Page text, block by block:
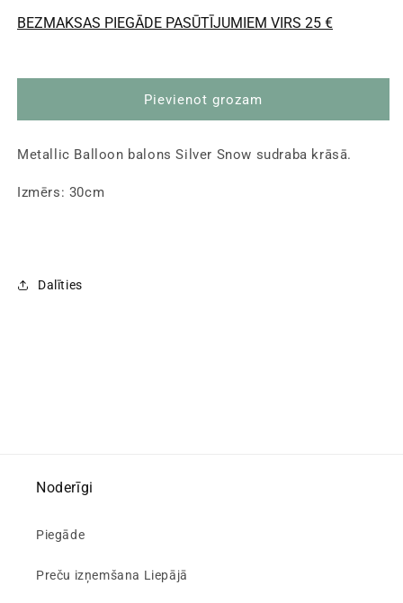
balons
Silver
30cm
balons
Silver
Snow
30cm
BEZMAKSAS PIEGĀDE PASŪTĪJUMIEM VIRS 25 €
Pievienot grozam
Metallic Balloon balons Silver Snow sudraba krāsā.
Izmērs: 30cm
Dalīties
Noderīgi
Piegāde
Preču izņemšana Liepājā